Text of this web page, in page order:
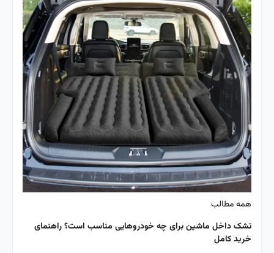
همه مطالب
تشک داخل ماشین برای چه خودروهایی مناسب است؟ راهنمای
خرید کامل